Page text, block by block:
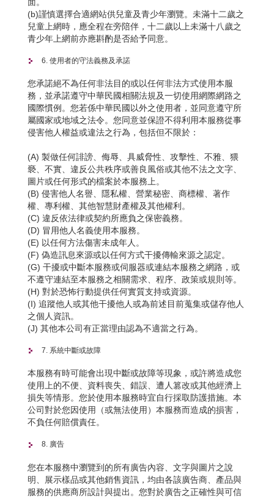
(b)謹慎選擇合適網站供兒童及青少年瀏覽。未滿十二歲之
兒童上網時，應全程在旁陪伴，十二歲以上未滿十八歲之
青少年上網前亦應斟酌是否給予同意。
6. 使用者的守法義務及承諾
您承諾絕不為任何非法目的或以任何非法方式使用本服
務，並承諾遵守中華民國相關法規及一切使用網際網路之
國際慣例。您若係中華民國以外之使用者，並同意遵守所
屬國家或地域之法令。您同意並保證不得利用本服務從事
侵害他人權益或違法之行為，包括但不限於：
(A) 製做任何誹謗、侮辱、具威脅性、攻擊性、不雅、猥
褻、不實、違反公共秩序或善良風俗或其他不法之文字、
圖片或任何形式的檔案於本服務上。
(B) 侵害他人名譽、隱私權、營業秘密、商標權、著作
權、專利權、其他智慧財產權及其他權利。
(C) 違反依法律或契約所應負之保密義務。
(D) 冒用他人名義使用本服務。
(E) 以任何方法傷害未成年人。
(F) 偽造訊息來源或以任何方式干擾傳輸來源之認定。
(G) 干擾或中斷本服務或伺服器或連結本服務之網路，或
不遵守連結至本服務之相關需求、程序、政策或規則等。
(H) 對於恐怖行動提供任何實質支持或資源。
(I) 追蹤他人或其他干擾他人或為前述目前蒐集或儲存他人
之個人資訊。
(J) 其他本公司有正當理由認為不適當之行為。
7. 系統中斷或故障
本服務有時可能會出現中斷或故障等現象，或許將造成您
使用上的不便、資料喪失、錯誤、遭人篡改或其他經濟上
損失等情形。您於使用本服務時宜自行採取防護措施。本
公司對於您因使用（或無法使用）本服務而造成的損害，
不負任何賠償責任。
8. 廣告
您在本服務中瀏覽到的所有廣告內容、文字與圖片之說
明、展示樣品或其他銷售資訊，均由各該廣告商、產品與
服務的供應商所設計與提出。您對於廣告之正確性與可信